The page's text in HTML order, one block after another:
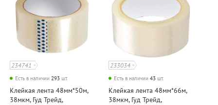
234741
Есть в наличии 293 шт.
Клейкая лента 48мм*50м,
38мкм, Гуд Трейд,
233034
Есть в наличии 43 шт.
Клейкая лента 48мм*66м,
38мкм, Гуд Трейд,